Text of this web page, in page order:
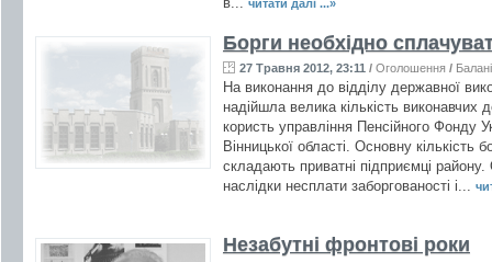
читати далі ...»
Борги необхідно
27 Травня 2012, 23:11 / Оголошення /
На виконання до відділу державної
надійшла велика кількість виконавчих
користь управління Пенсійного Фонду
Вінницької області. Основну кількість
складають приватні підприємці
наслідки несплати заборгованості і...
Незабутні фронтові роки